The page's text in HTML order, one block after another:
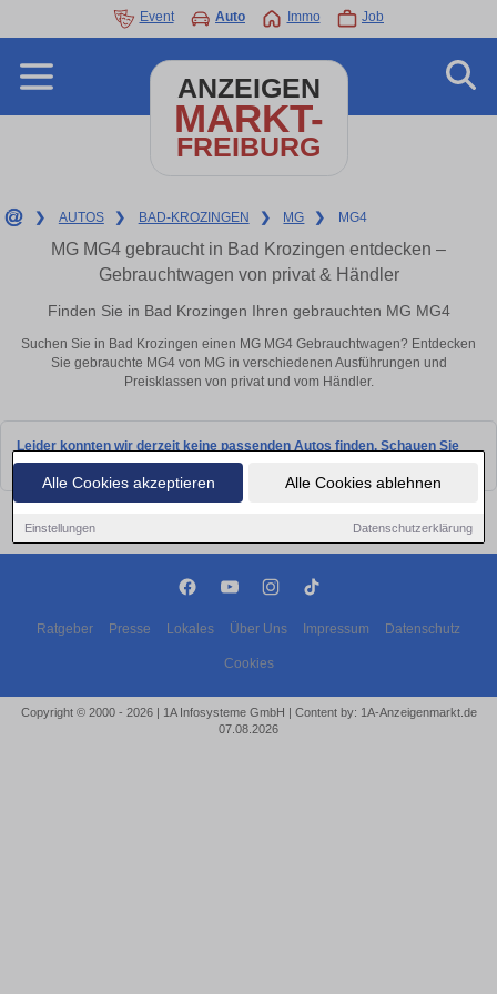
Alle Cookies akzeptieren Alle Cookies ablehnen
Einstellungen Datenschutzerklärung
Event Auto Immo Job
ANZEIGEN
MARKT-
FREIBURG
❯ AUTOS ❯ BAD-KROZINGEN ❯ MG ❯ MG4
MG MG4 gebraucht in Bad Krozingen entdecken –
Gebrauchtwagen von privat & Händler
Finden Sie in Bad Krozingen Ihren gebrauchten MG MG4
Suchen Sie in Bad Krozingen einen MG MG4 Gebrauchtwagen? Entdecken
Sie gebrauchte MG4 von MG in verschiedenen Ausführungen und
Preisklassen von privat und vom Händler.
Leider konnten wir derzeit keine passenden Autos finden. Schauen Sie
bald wieder vorbei!
Ratgeber Presse Lokales Über Uns Impressum Datenschutz
Cookies
Copyright © 2000 - 2026 | 1A Infosysteme GmbH | Content by: 1A-Anzeigenmarkt.de
07.08.2026